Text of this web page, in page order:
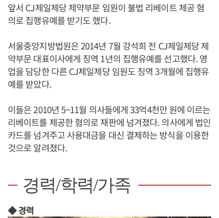
앞서 CJ제일제당 제약부문 임원이 불법 리베이트 제공 혐
의로 집행유예를 받기도 했다.
서울중앙지방법원은 2014년 7월 강석희 전 CJ제일제당 제
약부문 대표이사에게 징역 1년의 집행유예를 선고했다. 영
업을 담당한 다른 CJ제일제당 임원도 징역 3개월에 집행유
예를 받았다.
이들은 2010년 5~11월 의사들에게 33억4천만 원에 이르는
리베이트를 제공한 혐의로 재판에 넘겨졌다. 의사에게 법인
카드를 넘겨주고 사용대금을 대신 결제하는 방식을 이용한
것으로 알려졌다.
경력/학력/가족
◆ 경력